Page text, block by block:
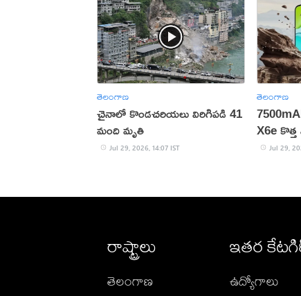
తెలంగాణ
చైనాలో కొండచరియలు విరిగిపడి 41
మంది మృతి
Jul 29, 2026, 14:07 IST
తెలంగాణ
X6e
Jul 29,
రాష్ట్రాలు
తెలంగాణ
ఇతర
ఉద్యోగాలు